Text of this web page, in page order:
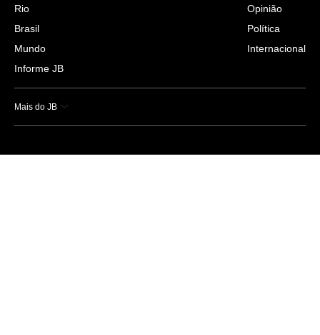
Rio
Brasil
Mundo
Informe JB
Opinião
Política
Internacional
Mais do JB
Esportes